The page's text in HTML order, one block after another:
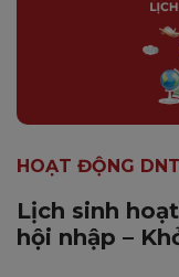
HOẠT ĐỘNG
Lịch sinh
hội nhập –